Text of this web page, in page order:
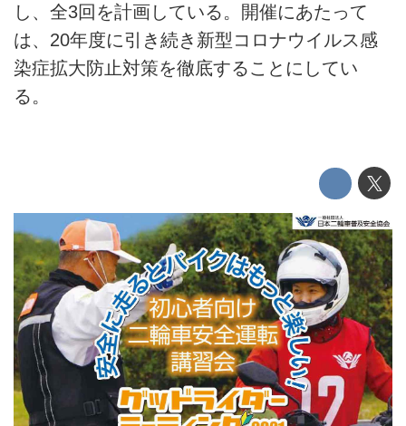
し、全3回を計画している。開催にあたって
は、20年度に引き続き新型コロナウイルス感
染症拡大防止対策を徹底することにしてい
る。